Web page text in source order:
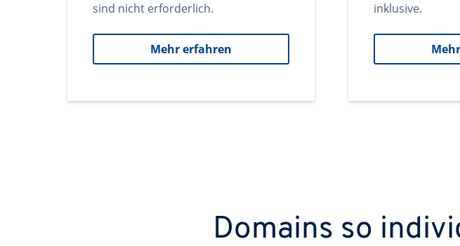
sind nicht erforderlich.
Mehr erfahren
inklusive.
Domains so